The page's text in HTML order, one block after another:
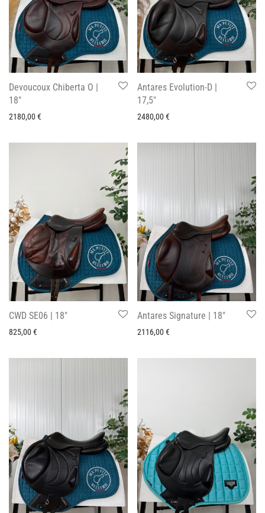
Devoucoux Chiberta O |
18″
2180,00€
Antares Evolution-D |
17,5″
2480,00€
CWD SE06 | 18″
825,00€
Antares Signature | 18″
2116,00€